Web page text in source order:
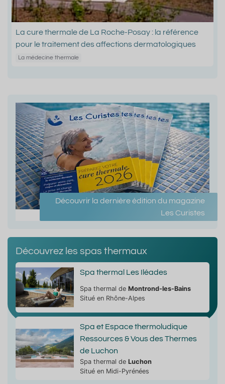
La cure thermale de La Roche-Posay : la référence
pour le traitement des affections dermatologiques
La médecine thermale
Découvrir la dernière édition du magazine
Les Curistes
Découvrez les spas thermaux
Spa thermal Les Iléades
Spa thermal de Montrond-les-Bains
Situé en Rhône-Alpes
Spa et Espace thermoludique
Ressources & Vous des Thermes
de Luchon
Spa thermal de Luchon
Situé en Midi-Pyrénées